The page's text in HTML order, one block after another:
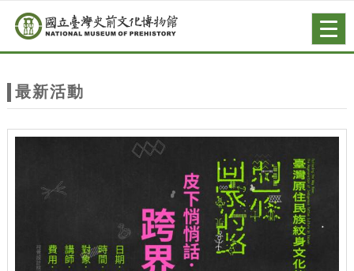
站
主
跳到主要內容
網站導覽
最新活動